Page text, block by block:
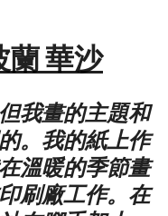
蘭 華沙
我畫的主題和
。我的紙上作
溫暖的季節畫
刷廠工作。在